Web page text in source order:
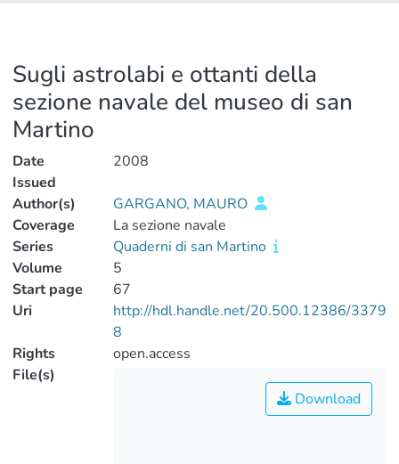
Sugli astrolabi e ottanti della
sezione navale del museo di san
Martino
Date
Issued
2008
Author(s)
GARGANO, MAURO
Coverage
La sezione navale
Series
Quaderni di san Martino
Volume
5
Start page
67
Uri
http://hdl.handle.net/20.500.12386/3379
8
Rights
open.access
File(s)
Download